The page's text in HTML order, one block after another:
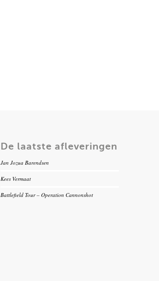
De laatste afleveringen
Jan Jozua Barendsen
Kees Vermaat
Battlefield Tour – Operation Cannonshot